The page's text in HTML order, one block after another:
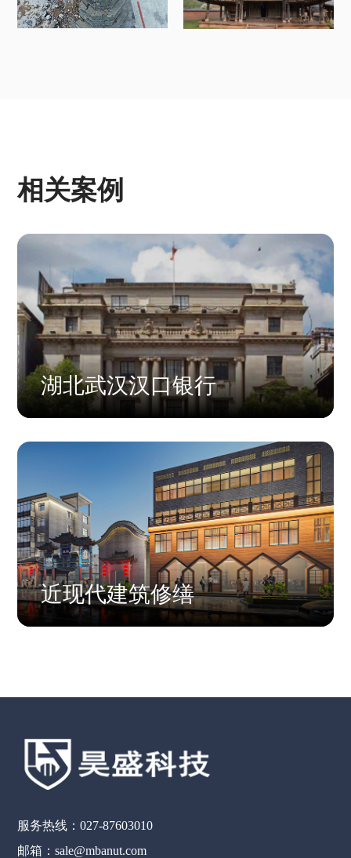
相关案例
湖北武汉汉口银行
近现代建筑修缮
服务热线：027-87603010
邮箱：sale@mbanut.com